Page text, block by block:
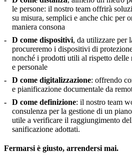
le persone: il nostro team offrirà
su misura, semplici e anche chic per
maniera consona
D come dispositivi, da utilizzare per
procureremo i dispositivi di
nonché i prodotti utili al rispetto delle
e personale
D come digitalizzazione: offrendo
e pianificazione documentale da
D come definizione: il nostro team
consulenza per la gestione di un
utile a verificare il raggiungimento
sanificazione adottati.
Fermarsi è giusto, arrendersi mai.